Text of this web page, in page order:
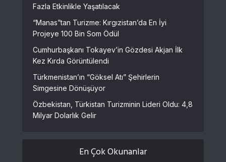
Fazla Etkinlikle Yaşatılacak
“Manas”tan Turizme: Kırgızistan’da En İyi
Projeye 100 Bin Som Ödül
Cumhurbaşkanı Tokayev’in Gözdesi Akjan İlk
Kez Kırda Görüntülendi
Türkmenistan’ın “Göksel Atı” Şehirlerin
Simgesine Dönüşüyor
Özbekistan, Türkistan Turizminin Lideri Oldu: 4,8
Milyar Dolarlık Gelir
En Çok Okunanlar